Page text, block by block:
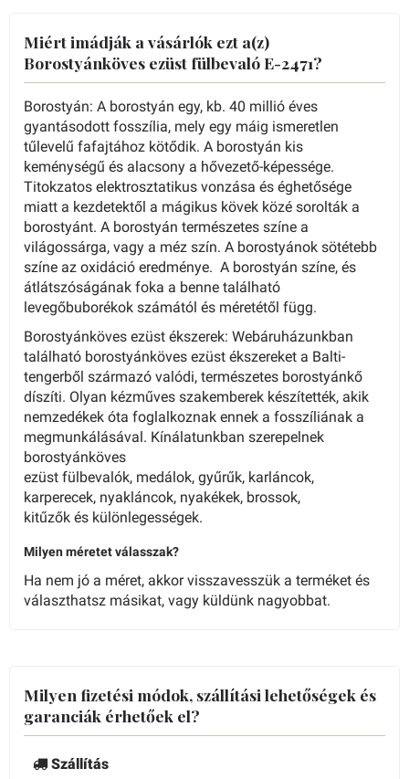
Miért imádják a vásárlók ezt a(z)
Borostyánköves ezüst fülbevaló E-2471?
Borostyán: A borostyán egy, kb. 40 millió éves
gyantásodott fosszília, mely egy máig ismeretlen
tűlevelű fafajtához kötődik. A borostyán kis
keménységű és alacsony a hővezető-képessége.
Titokzatos elektrosztatikus vonzása és éghetősége
miatt a kezdetektől a mágikus kövek közé sorolták a
borostyánt. A borostyán természetes színe a
világossárga, vagy a méz szín. A borostyánok sötétebb
színe az oxidáció eredménye. A borostyán színe, és
átlátszóságának foka a benne található
levegőbuborékok számától és méretétől függ.
Borostyánköves ezüst ékszerek: Webáruházunkban
található borostyánköves ezüst ékszereket a Balti-
tengerből származó valódi, természetes borostyánkő
díszíti. Olyan kézműves szakemberek készítették, akik
nemzedékek óta foglalkoznak ennek a fosszíliának a
megmunkálásával. Kínálatunkban szerepelnek
borostyánköves
ezüst fülbevalók, medálok, gyűrűk, karláncok,
karperecek, nyakláncok, nyakékek, brossok,
kitűzők és különlegességek.
Milyen méretet válasszak?
Ha nem jó a méret, akkor visszavesszük a terméket és
választhatsz másikat, vagy küldünk nagyobbat.
Milyen fizetési módok, szállítási lehetőségek és
garanciák érhetőek el?
Szállítás